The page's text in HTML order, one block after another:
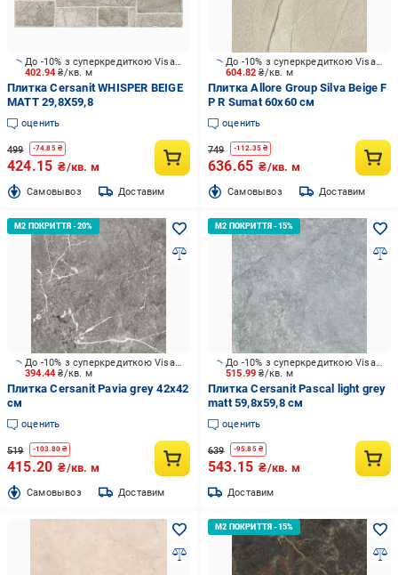
402.94₴/кв. м
До -10% з суперкредиткою Visa Вигода
Плитка Cersanit WHISPER BEIGE
MATT 29,8X59,8
оценить
499 -74.85₴
424.15 ₴/кв. м
Cамовывоз Доставим
604.82₴/кв. м
До -10% з суперкредиткою Visa Вигода
Плитка Allore Group Silva Beige F
P R Sumat 60х60 см
оценить
749 -112.35₴
636.65 ₴/кв. м
Cамовывоз Доставим
394.44₴/кв. м
До -10% з суперкредиткою Visa Вигода
Плитка Cersanit Pavia grey 42x42
см
оценить
519 -103.80 ₴
415.20 ₴/кв. м
Cамовывоз Доставим
515.99₴/кв. м
До -10% з суперкредиткою Visa Вигода
Плитка Cersanit Pascal light grey
matt 59,8x59,8 см
оценить
639 -95.85₴
543.15 ₴/кв. м
Доставим